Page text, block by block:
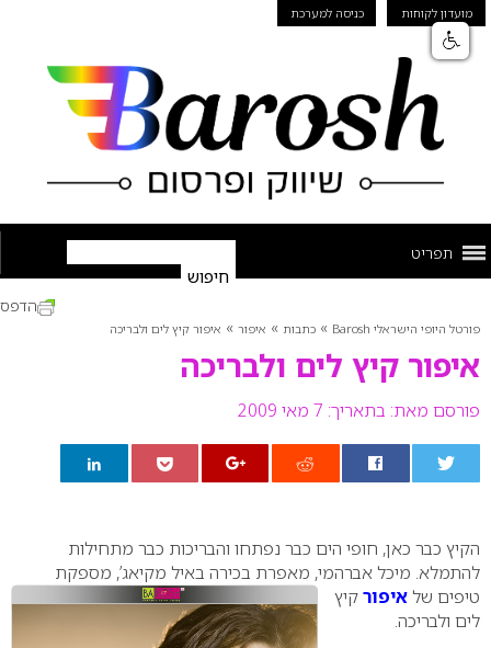
מועדון לקוחות כניסה למערכת
תפריט
פורטל היופי הישראלי Barosh » כתבות » איפור » איפור קיץ לים ולבריכה
איפור קיץ לים ולבריכה
פורסם מאת: בתאריך: 7 מאי 2009
הדפס
הקיץ כבר כאן, חופי הים כבר נפתחו והבריכות כבר מתחילות
להתמלא. מיכל אברהמי, מאפרת בכירה באיל מקיאג’, מספקת
טיפים שלאיפורקיץ
לים ולבריכה.